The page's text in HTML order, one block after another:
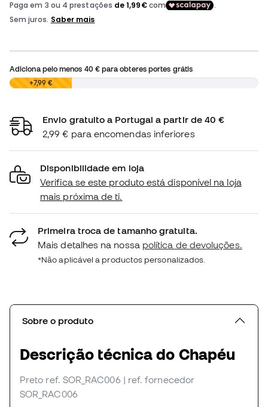
Adiciona pelo menos 40 €para obteres portes grátis
0,00 €+7,99 €
Envio gratuito a Portugal a partir de 40 €
2,99 € para encomendas inferiores
Disponibilidade em loja
Verifica se este produto está disponível na loja
mais próxima de ti.
Primeira troca de tamanho gratuita.
Mais detalhes na nossa política de devoluções.
*Não aplicável a productos personalizados.
Sobre o produto
Descrição técnica do Chapéu
Preto ref. SOR_RAC006 | ref. fornecedor
SOR_RAC006